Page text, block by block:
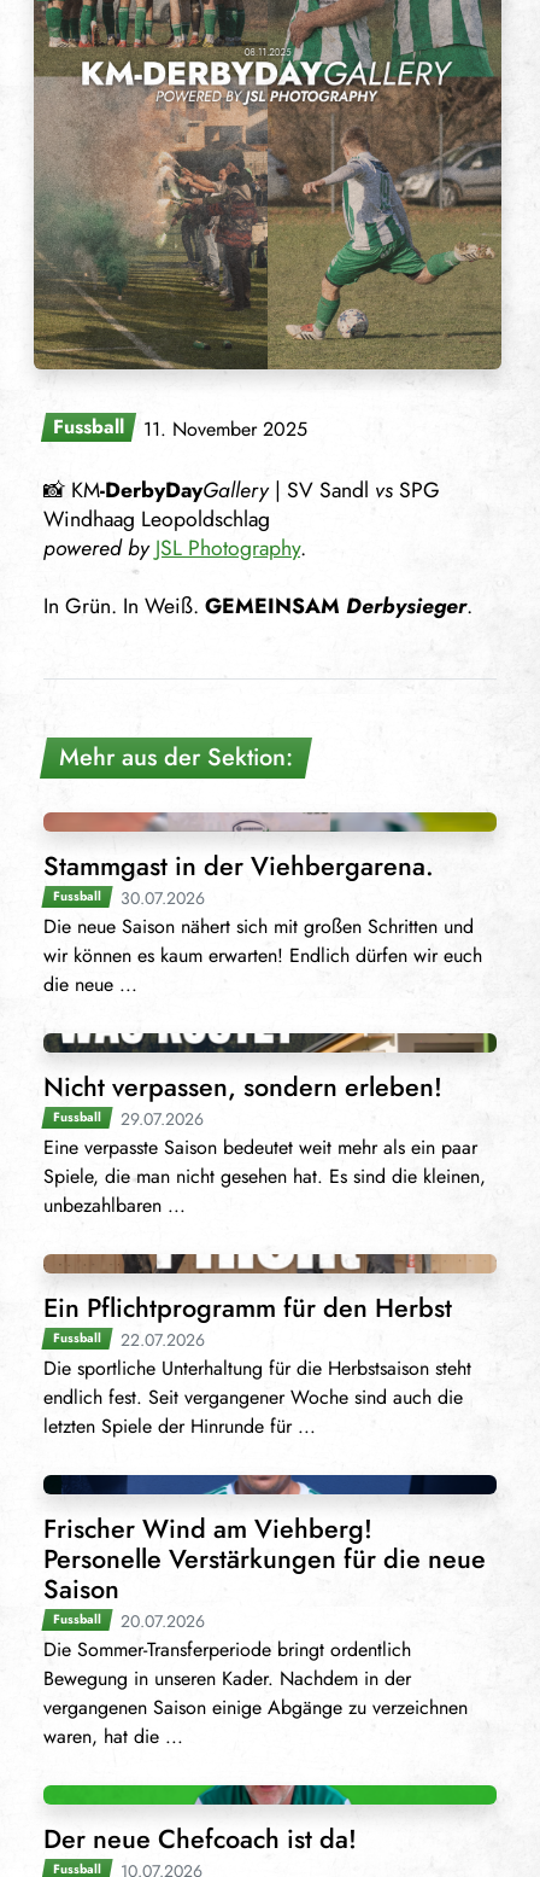
Fussball 11. November 2025
📸 KM-DerbyDayGallery| SV Sandl vsSPG
Windhaag Leopoldschlag
powered byJSL Photography.
In Grün. In Weiß. GEMEINSAM Derbysieger.
Mehr aus der Sektion:
Stammgast in der Viehbergarena.
Fussball 30.07.2026
Die neue Saison nähert sich mit großen Schritten und
wir können es kaum erwarten! Endlich dürfen wir euch
die neue ...
Nicht verpassen, sondern erleben!
Fussball 29.07.2026
Eine verpasste Saison bedeutet weit mehr als ein paar
Spiele, die man nicht gesehen hat. Es sind die kleinen,
unbezahlbaren ...
Ein Pflichtprogramm für den Herbst
Fussball 22.07.2026
Die sportliche Unterhaltung für die Herbstsaison steht
endlich fest. Seit vergangener Woche sind auch die
letzten Spiele der Hinrunde für ...
Frischer Wind am Viehberg!
Personelle Verstärkungen für die neue
Saison
Fussball 20.07.2026
Die Sommer-Transferperiode bringt ordentlich
Bewegung in unseren Kader. Nachdem in der
vergangenen Saison einige Abgänge zu verzeichnen
waren, hat die ...
Der neue Chefcoach ist da!
Fussball 10.07.2026